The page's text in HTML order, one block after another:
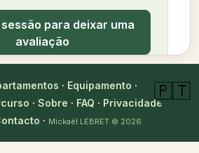
para deixar uma
avaliação
· Equipamento ·
· Sobre · FAQ · Privacidade·
· Mickaël LEBRET © 2026
🇵🇹